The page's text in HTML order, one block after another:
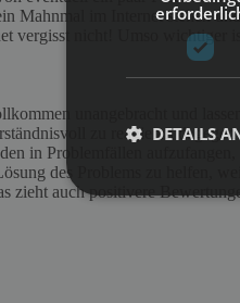
Mahnmal im Internet stehen und
vergisst nicht! Umso wichtiger
unangebracht und
zu reagieren
in Problemfällen
des Problems zu helfen,
zieht auch positivere
DETAILS